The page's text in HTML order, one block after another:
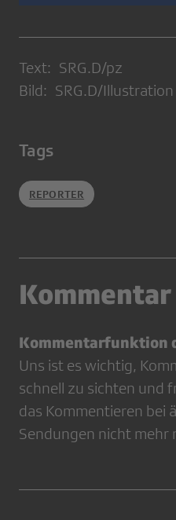
Text: SRG.D/pz
Bild: SRG.D/Illustration
Tags
REPORTER
Kommentar
Kommentarfunktion
Uns ist es wichtig,
schnell zu sichten und
das Kommentieren bei
Sendungen nicht mehr